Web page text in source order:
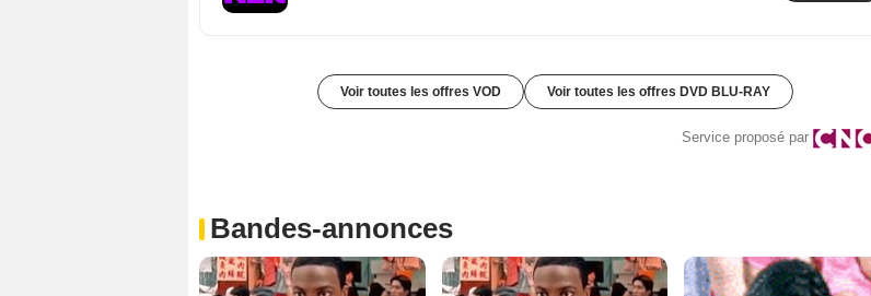
Voir toutes les offres VOD Voir toutes les offres DVD BLU-RAY
Service proposé par
Bandes-annonces